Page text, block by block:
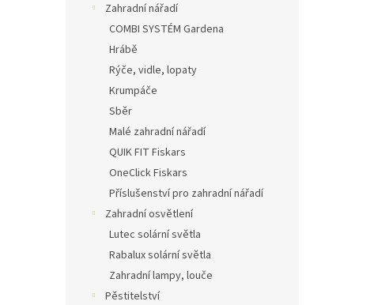
Zahradní nářadí
COMBI SYSTÉM Gardena
Hrábě
Rýče, vidle, lopaty
Krumpáče
Sběr
Malé zahradní nářadí
QUIK FIT Fiskars
OneClick Fiskars
Příslušenství pro zahradní nářadí
Zahradní osvětlení
Lutec solární světla
Rabalux solární světla
Zahradní lampy, louče
Pěstitelství